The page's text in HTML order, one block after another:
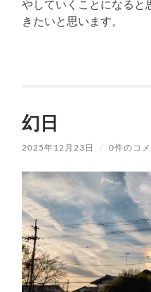
やしていくことになると
きたいと思います。
幻日
2025年12月23日 / 0件のコメ